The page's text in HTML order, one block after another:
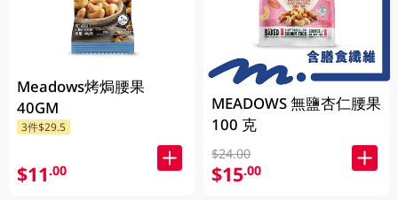
Meadows烤焗腰果
40GM
3件$29.5
$11.00
MEADOWS 無鹽杏仁腰果
100 克
$24.00
$15.00